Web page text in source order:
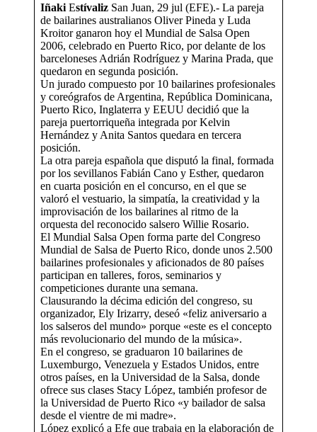
Iñaki Estívaliz San Juan, 29 jul (EFE).- La pareja
de bailarines australianos Oliver Pineda y Luda
Kroitor ganaron hoy el Mundial de Salsa Open
2006, celebrado en Puerto Rico, por delante de los
barceloneses Adrián Rodríguez y Marina Prada, que
quedaron en segunda posición.
Un jurado compuesto por 10 bailarines profesionales
y coreógrafos de Argentina, República Dominicana,
Puerto Rico, Inglaterra y EEUU decidió que la
pareja puertorriqueña integrada por Kelvin
Hernández y Anita Santos quedara en tercera
posición.
La otra pareja española que disputó la final, formada
por los sevillanos Fabián Cano y Esther, quedaron
en cuarta posición en el concurso, en el que se
valoró el vestuario, la simpatía, la creatividad y la
improvisación de los bailarines al ritmo de la
orquesta del reconocido salsero Willie Rosario.
El Mundial Salsa Open forma parte del Congreso
Mundial de Salsa de Puerto Rico, donde unos 2.500
bailarines profesionales y aficionados de 80 países
participan en talleres, foros, seminarios y
competiciones durante una semana.
Clausurando la décima edición del congreso, su
organizador, Ely Irizarry, deseó «feliz aniversario a
los salseros del mundo» porque «este es el concepto
más revolucionario del mundo de la música».
En el congreso, se graduaron 10 bailarines de
Luxemburgo, Venezuela y Estados Unidos, entre
otros países, en la Universidad de la Salsa, donde
ofrece sus clases Stacy López, también profesor de
la Universidad de Puerto Rico «y bailador de salsa
desde el vientre de mi madre».
López explicó a Efe que trabaja en la elaboración de